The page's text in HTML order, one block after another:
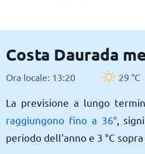
Costa Daurada
Ora locale: 13:20 29 °C
La previsione a lungo
raggiungono fino a 36°,
periodo dell'anno e 3 °C